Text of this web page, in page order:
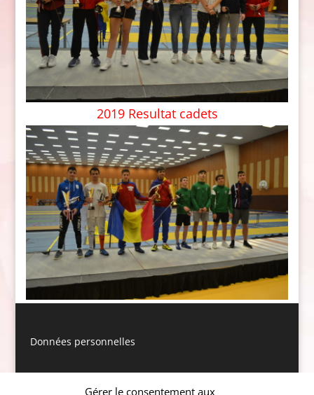
Gérer le consentement aux
2019 Resultat cadets
Données personnelles